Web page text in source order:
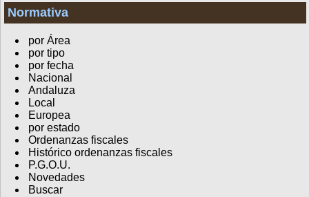
Normativa
por Área
por tipo
por fecha
Nacional
Andaluza
Local
Europea
por estado
Ordenanzas fiscales
Histórico ordenanzas fiscales
P.G.O.U.
Novedades
Buscar